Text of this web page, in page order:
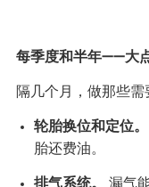
每季度和半年——大
隔几个月，做那些需
轮胎换位和定位。
胎还费油。
排气系统。 漏气